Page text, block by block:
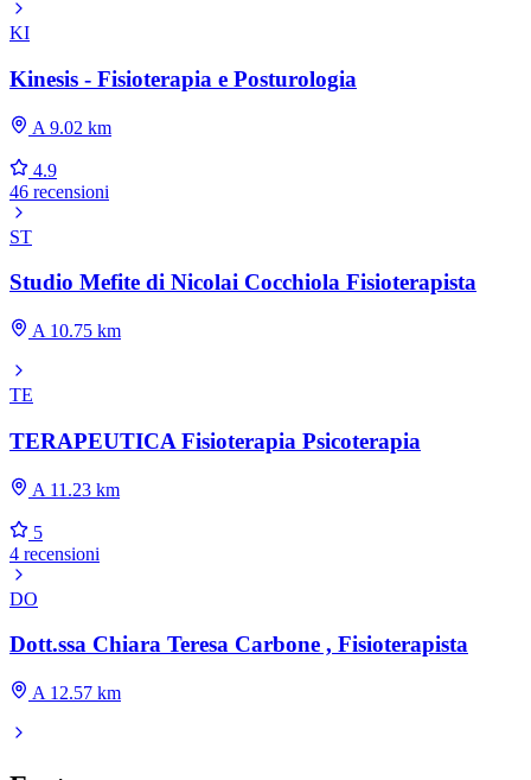
KI
Kinesis - Fisioterapia e Posturologia
A 9.02 km
4.9
46 recensioni
ST
Studio Mefite di Nicolai Cocchiola Fisioterapista
A 10.75 km
TE
TERAPEUTICA Fisioterapia Psicoterapia
A 11.23 km
5
4 recensioni
DO
Dott.ssa Chiara Teresa Carbone , Fisioterapista
A 12.57 km